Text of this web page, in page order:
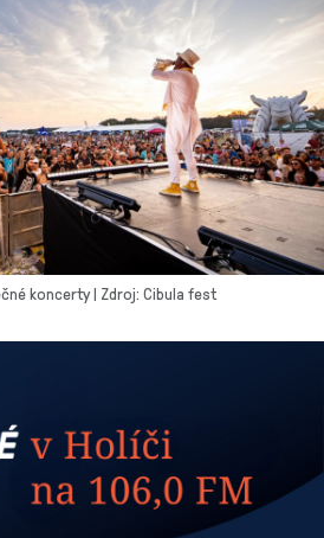
koncerty | Zdroj: Cibula fest